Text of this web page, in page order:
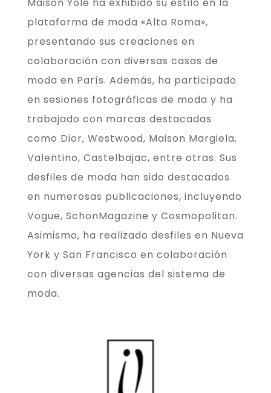
Maison Yolé ha exhibido su estilo en la
plataforma de moda «Alta Roma»,
presentando sus creaciones en
colaboración con diversas casas de
moda en París. Además, ha participado
en sesiones fotográficas de moda y ha
trabajado con marcas destacadas
como Dior, Westwood, Maison Margiela,
Valentino, Castelbajac, entre otras. Sus
desfiles de moda han sido destacados
en numerosas publicaciones, incluyendo
Vogue, SchonMagazine y Cosmopolitan.
Asimismo, ha realizado desfiles en Nueva
York y San Francisco en colaboración
con diversas agencias del sistema de
moda.